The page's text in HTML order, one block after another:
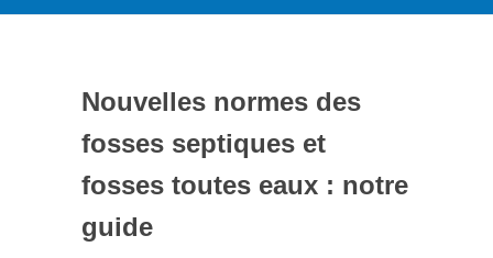
Nouvelles normes des
fosses septiques et
fosses toutes eaux : notre
guide